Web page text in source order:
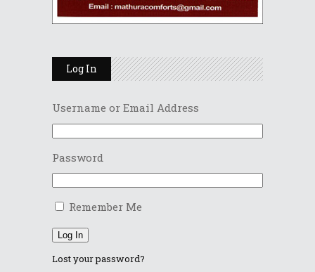
Log In
Username or Email Address
Password
Remember Me
Log In
Lost your password?